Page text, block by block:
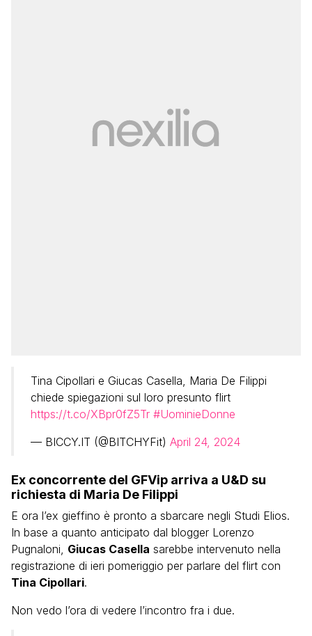
Tina Cipollari e Giucas Casella, Maria De Filippi
chiede spiegazioni sul loro presunto flirt
https://t.co/XBpr0fZ5Tr #UominieDonne
— BICCY.IT (@BITCHYFit) April 24, 2024
Ex concorrente del GFVip arriva a U&D su
richiesta di Maria De Filippi
E ora l’ex gieffino è pronto a sbarcare negli Studi Elios.
In base a quanto anticipato dal blogger Lorenzo
Pugnaloni, Giucas Casella sarebbe intervenuto nella
registrazione di ieri pomeriggio per parlare del flirt con
Tina Cipollari.
Non vedo l’ora di vedere l’incontro fra i due.